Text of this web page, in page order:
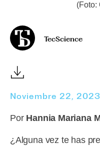
(Foto:
TecScience
Noviembre 22, 2023
Por Hannia Mariana
¿Alguna vez te has